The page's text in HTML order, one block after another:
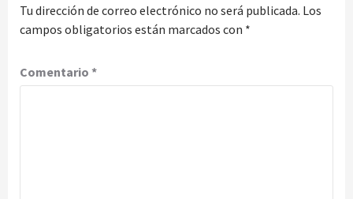
Tu dirección de correo electrónico no será publicada. Los
campos obligatorios están marcados con *
Comentario *